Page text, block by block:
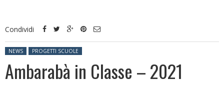
Condividi
Posted in:
NEWS PROGETTI SCUOLE
Ambarabà in Classe – 2021